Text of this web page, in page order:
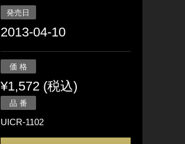
発売日
2013-04-10
価 格
¥1,572 (税込)
品 番
UICR-1102